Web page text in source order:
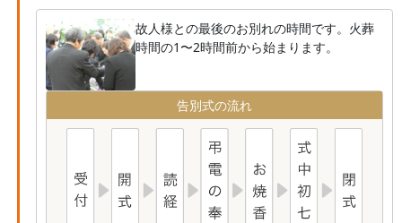
故人様との最後のお別れの時間です。火葬
時間の1〜2時間前から始まります。
告別式の流れ